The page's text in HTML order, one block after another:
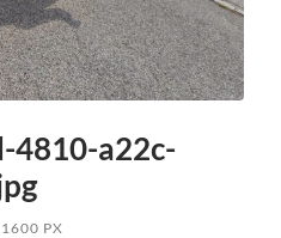
4810-a22c-
1600 PX